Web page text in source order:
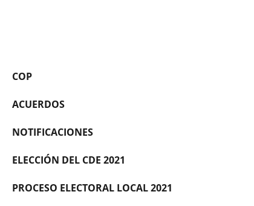
COP
ACUERDOS
NOTIFICACIONES
ELECCIÓN DEL CDE 2021
PROCESO ELECTORAL LOCAL 2021